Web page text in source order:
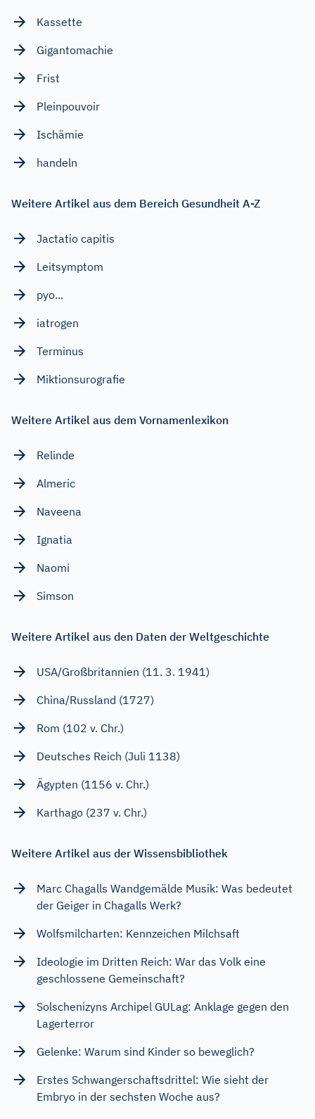
Kassette
Gigantomachie
Frist
Pleinpouvoir
Ischämie
handeln
Weitere Artikel aus dem Bereich Gesundheit A-Z
Jactatio capitis
Leitsymptom
pyo...
iatrogen
Terminus
Miktionsurografie
Weitere Artikel aus dem Vornamenlexikon
Relinde
Almeric
Naveena
Ignatia
Naomi
Simson
Weitere Artikel aus den Daten der Weltgeschichte
USA/Großbritannien (11. 3. 1941)
China/Russland (1727)
Rom (102 v. Chr.)
Deutsches Reich (Juli 1138)
Ägypten (1156 v. Chr.)
Karthago (237 v. Chr.)
Weitere Artikel aus der Wissensbibliothek
Marc Chagalls Wandgemälde Musik: Was bedeutet
der Geiger in Chagalls Werk?
Wolfsmilcharten: Kennzeichen Milchsaft
Ideologie im Dritten Reich: War das Volk eine
geschlossene Gemeinschaft?
Solschenizyns Archipel GULag: Anklage gegen den
Lagerterror
Gelenke: Warum sind Kinder so beweglich?
Erstes Schwangerschaftsdrittel: Wie sieht der
Embryo in der sechsten Woche aus?